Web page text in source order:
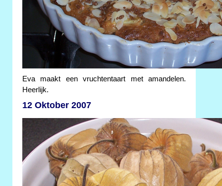
Eva maakt een vruchtentaart met amandelen.
Heerlijk.
12 Oktober 2007